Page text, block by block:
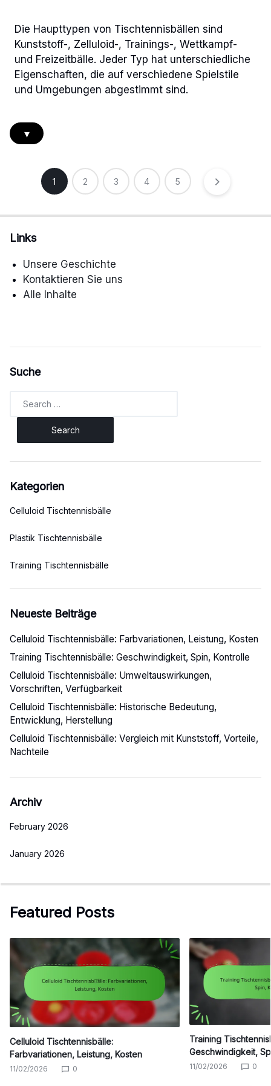
Die Haupttypen von Tischtennisbällen sind
Kunststoff-, Zelluloid-, Trainings-, Wettkampf-
und Freizeitbälle. Jeder Typ hat unterschiedliche
Eigenschaften, die auf verschiedene Spielstile
und Umgebungen abgestimmt sind.
▾
Posts
pagination
1 2 3 4 5
Links
Unsere Geschichte
Kontaktieren Sie uns
Alle Inhalte
Suche
Kategorien
Celluloid Tischtennisbälle
Plastik Tischtennisbälle
Training Tischtennisbälle
Neueste Beiträge
Celluloid Tischtennisbälle: Farbvariationen, Leistung, Kosten
Training Tischtennisbälle: Geschwindigkeit, Spin, Kontrolle
Celluloid Tischtennisbälle: Umweltauswirkungen,
Vorschriften, Verfügbarkeit
Celluloid Tischtennisbälle: Historische Bedeutung,
Entwicklung, Herstellung
Celluloid Tischtennisbälle: Vergleich mit Kunststoff, Vorteile,
Nachteile
Archiv
February 2026
January 2026
Featured Posts
Celluloid Tischtennisbälle:
Farbvariationen, Leistung, Kosten
11/02/2026 0
Training
Geschwindigkeit,
11/02/2026 0